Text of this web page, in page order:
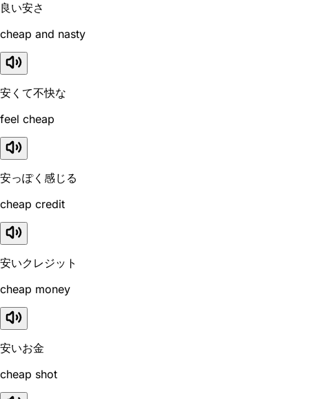
良い安さ
cheap and nasty
安くて不快な
feel cheap
安っぽく感じる
cheap credit
安いクレジット
cheap money
安いお金
cheap shot